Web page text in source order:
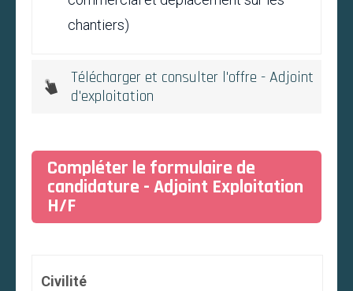
chantiers)
Télécharger et consulter l'offre - Adjoint
d'exploitation
Compléter le formulaire de
candidature - Adjoint Exploitation
H/F
Civilité